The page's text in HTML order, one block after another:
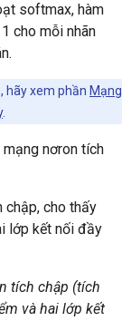
softmax, hàm
cho mỗi nhãn
hãy xem phần Mạng
.
nơron tích
tích chập (tích
và hai lớp kết